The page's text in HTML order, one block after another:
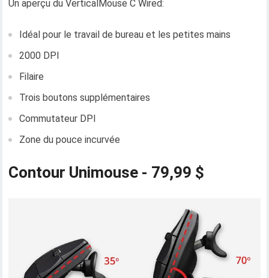
Un aperçu du VerticalMouse C Wired:
Idéal pour le travail de bureau et les petites mains
2000 DPI
Filaire
Trois boutons supplémentaires
Commutateur DPI
Zone du pouce incurvée
Contour Unimouse - 79,99 $